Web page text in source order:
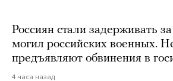
Россиян стали задерживать
могил российских военных.
предъявляют обвинения в
4 часа назад